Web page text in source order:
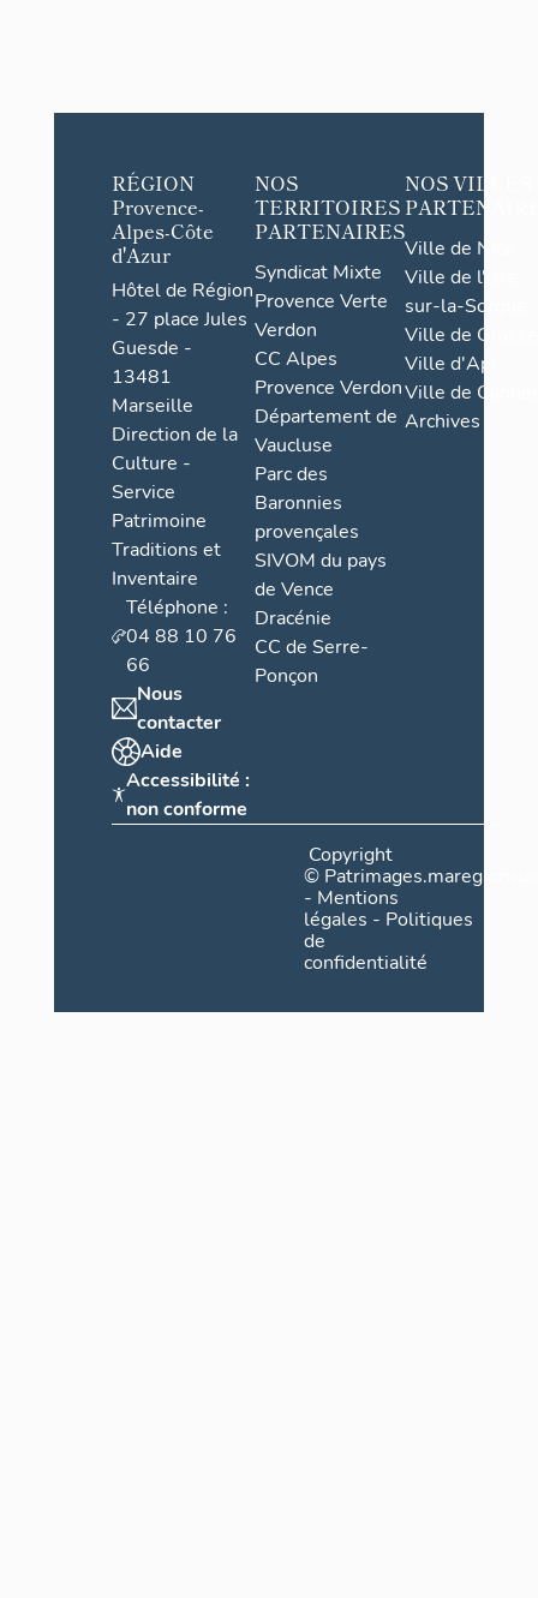
RÉGION
Provence-
Alpes-Côte
d'Azur
Hôtel de Région
- 27 place Jules
Guesde -
13481
Marseille
Direction de la
Culture -
Service
Patrimoine
Traditions et
Inventaire
Téléphone :
04 88 10 76
66
Nous
contacter
Aide
Accessibilité :
non conforme
NOS
TERRITOIRES
PARTENAIRES
Syndicat Mixte
Provence Verte
Verdon
CC Alpes
Provence Verdon
Département de
Vaucluse
Parc des
Baronnies
provençales
SIVOM du pays
de Vence
Dracénie
CC de Serre-
Ponçon
NOS VILLES
Ville de Nice
Ville de l'Isle-
sur-la-Sorgue
Ville de Grasse
Ville d'Apt
Ville de
Archives
Copyright
©
- Mentions
légales - Politiques
de
confidentialité